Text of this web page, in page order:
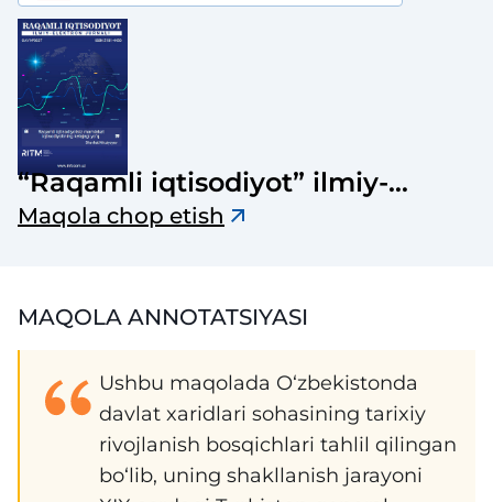
“Raqamli iqtisodiyot” ilmiy-
elektron jurnali
Maqola chop etish
MAQOLA ANNOTATSIYASI
Ushbu maqolada O‘zbekistonda
davlat xaridlari sohasining tarixiy
rivojlanish bosqichlari tahlil qilingan
bo‘lib, uning shakllanish jarayoni